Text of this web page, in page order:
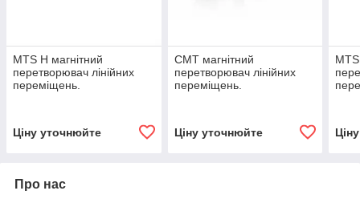
MTS H магнітний
перетворювач лінійних
переміщень.
Ціну уточнюйте
СМТ магнітний
перетворювач лінійних
переміщень.
Ціну уточнюйте
Про нас